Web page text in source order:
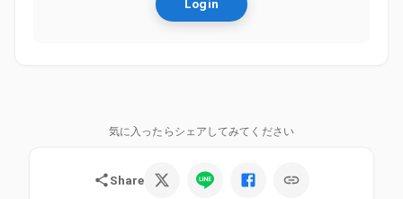
Login
気に入ったらシェアしてみてください
Share